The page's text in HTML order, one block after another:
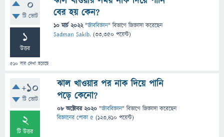
0
টি ভোট
1
উত্তর
510 বার দেখা হয়েছে
বের হয় কেন?
10 মার্চ 2022 "জীববিজ্ঞান" বিভাগে জিজ্ঞাসাকরেছেন
Sadman Sakib. (33,350 পয়েন্ট)
+10
টি ভোট
2
টি উত্তর
ঝাল খাওয়ার পর নাক দিয়ে পানি
পড়ে কেনো?
08 অক্টোবর 2020 "জীববিজ্ঞান" বিভাগে জিজ্ঞাসাকরেছেন
বিজ্ঞানের পোকা ৫ (123,410 পয়েন্ট)